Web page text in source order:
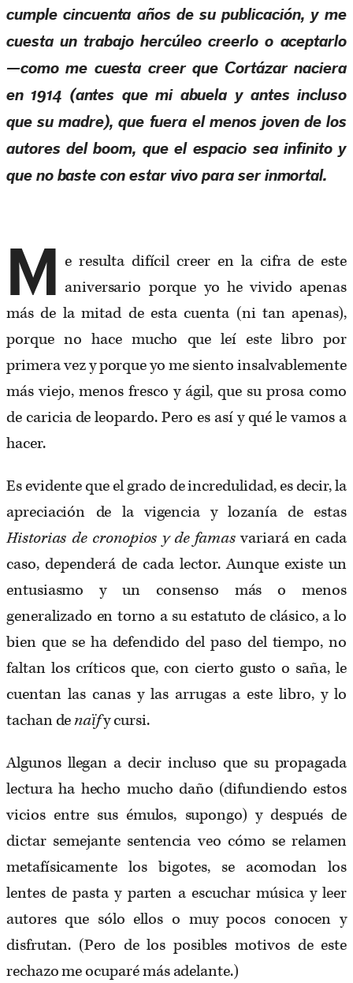
cumple cincuenta años de su publicación, y me
cuesta un trabajo hercúleo creerlo o aceptarlo
—como me cuesta creer que Cortázar naciera
en 1914 (antes que mi abuela y antes incluso
que su madre), que fuera el menos joven de los
autores del boom, que el espacio sea infinito y
que no baste con estar vivo para ser inmortal.
M
e resulta difícil creer en la cifra de este
aniversario porque yo he vivido apenas
más de la mitad de esta cuenta (ni tan apenas),
porque no hace mucho que leí este libro por
primera vez y porque yo me siento insalvablemente
más viejo, menos fresco y ágil, que su prosa como
de caricia de leopardo. Pero es así y qué le vamos a
hacer.
Es evidente que el grado de incredulidad, es decir, la
apreciación de la vigencia y lozanía de estas
Historias de cronopios y de famasvariará en cada
caso, dependerá de cada lector. Aunque existe un
entusiasmo y un consenso más o menos
generalizado en torno a su estatuto de clásico, a lo
bien que se ha defendido del paso del tiempo, no
faltan los críticos que, con cierto gusto o saña, le
cuentan las canas y las arrugas a este libro, y lo
tachan denaïfy cursi.
Algunos llegan a decir incluso que su propagada
lectura ha hecho mucho daño (difundiendo estos
vicios entre sus émulos, supongo) y después de
dictar semejante sentencia veo cómo se relamen
metafísicamente los bigotes, se acomodan los
lentes de pasta y parten a escuchar música y leer
autores que sólo ellos o muy pocos conocen y
disfrutan. (Pero de los posibles motivos de este
rechazo me ocuparé más adelante.)